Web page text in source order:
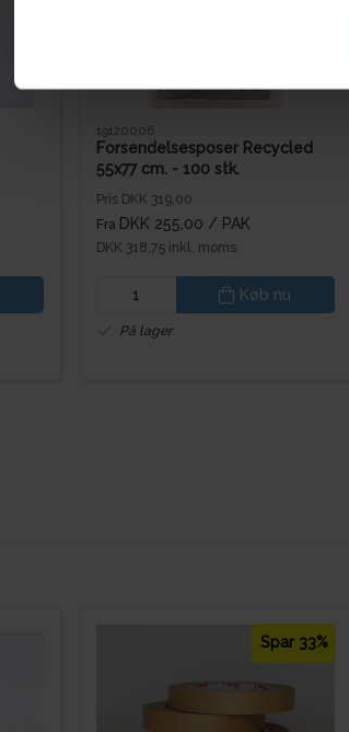
19120006
Forsendelsesposer Recycled
55x77 cm. - 100 stk.
Pris DKK 319,00
Fra DKK 255,00 / PAK
DKK 318,75 inkl. moms
Køb nu
På lager
Spar 33%